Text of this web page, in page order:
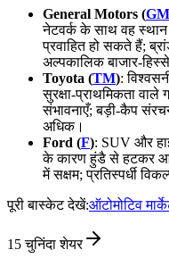
General Motors (GM
नेटवर्क के साथ वह
प्रवाहित हो सकते हैं;
अल्पकालिक
Toyota (TM):
सुरक्षा‑प्राथमिकता
संभावनाएँ; बड़ी‑कैप
अधिक।
Ford (F): SUV और
के कारण हुंडै से हटकर
में सक्षम; प्रतिस्पर्धी
पूरी बास्केट देखें:ऑटोमोटिव
15 चुनिंदा शेयर